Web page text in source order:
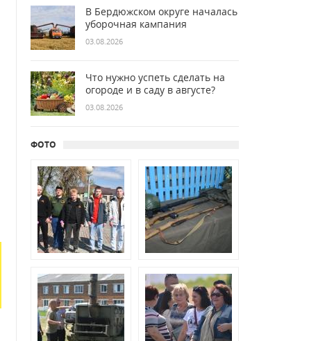
В Бердюжском округе началась
уборочная кампания
03.08.2026
Что нужно успеть сделать на
огороде и в саду в августе?
03.08.2026
ФОТО